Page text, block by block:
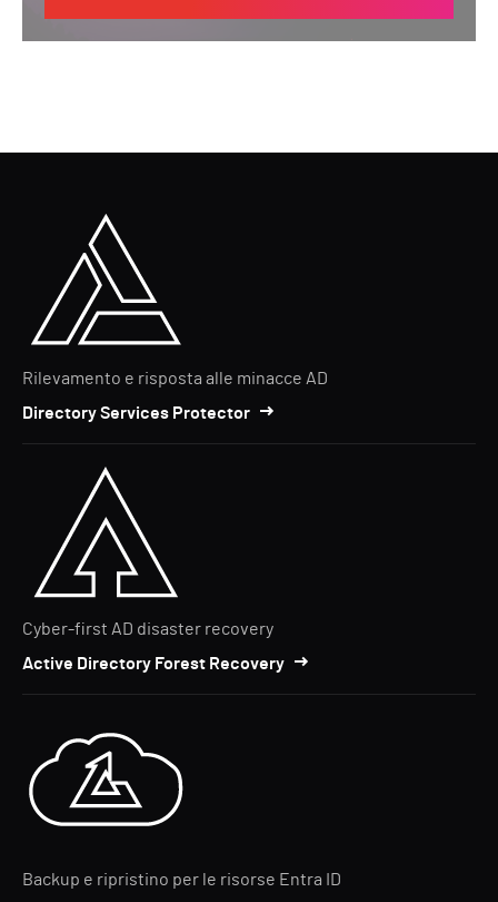
Rilevamento e risposta alle minacce AD
Directory Services Protector
Cyber-first AD disaster recovery
Active Directory Forest Recovery
Backup e ripristino per le risorse Entra ID